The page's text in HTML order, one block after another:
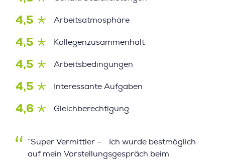
4,5 Arbeitsatmosphäre
4,5 Kollegenzusammenhalt
4,5 Arbeitsbedingungen
4,5 Interessante Aufgaben
4,6 Gleichberechtigung
”Super Vermittler – Ich wurde bestmöglich
auf mein Vorstellungsgespräch beim